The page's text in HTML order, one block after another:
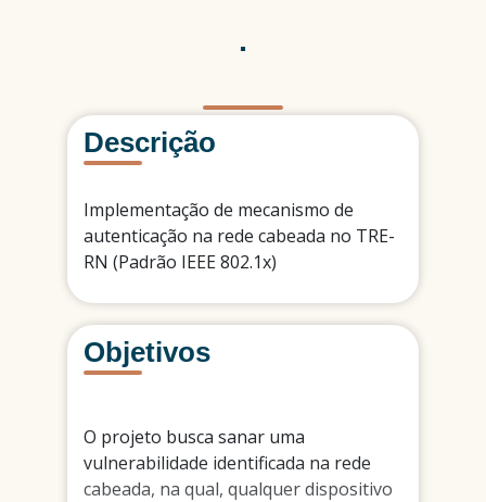
.
Descrição
Implementação de mecanismo de
autenticação na rede cabeada no TRE-
RN (Padrão IEEE 802.1x)
Objetivos
O projeto busca sanar uma
vulnerabilidade identificada na rede
cabeada, na qual, qualquer dispositivo